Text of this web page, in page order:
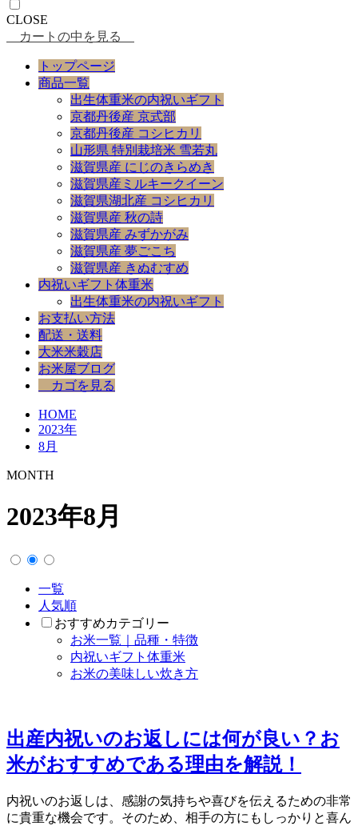
CLOSE
カートの中を見る
トップページ
商品一覧
出生体重米の内祝いギフト
京都丹後産 京式部
京都丹後産 コシヒカリ
山形県 特別栽培米 雪若丸
滋賀県産 にじのきらめき
滋賀県産ミルキークイーン
滋賀県湖北産 コシヒカリ
滋賀県産 秋の詩
滋賀県産 みずかがみ
滋賀県産 夢ごこち
滋賀県産 きぬむすめ
内祝いギフト体重米
出生体重米の内祝いギフト
お支払い方法
配送・送料
大米米穀店
お米屋ブログ
カゴを見る
HOME
2023年
8月
MONTH
2023年8月
一覧
人気順
おすすめカテゴリー
お米一覧｜品種・特徴
内祝いギフト体重米
お米の美味しい炊き方
出産内祝いのお返しには何が良い？お
米がおすすめである理由を解説！
内祝いのお返しは、感謝の気持ちや喜びを伝えるための非常
に貴重な機会です。そのため、相手の方にもしっかりと喜ん